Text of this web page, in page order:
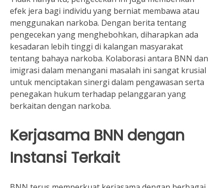
efek jera bagi individu yang berniat membawa atau
menggunakan narkoba. Dengan berita tentang
pengecekan yang menghebohkan, diharapkan ada
kesadaran lebih tinggi di kalangan masyarakat
tentang bahaya narkoba. Kolaborasi antara BNN dan
imigrasi dalam menangani masalah ini sangat krusial
untuk menciptakan sinergi dalam pengawasan serta
penegakan hukum terhadap pelanggaran yang
berkaitan dengan narkoba.
Kerjasama BNN dengan
Instansi Terkait